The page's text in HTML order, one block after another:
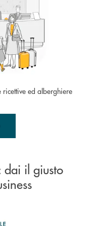
ricettive ed alberghiere
dai il giusto